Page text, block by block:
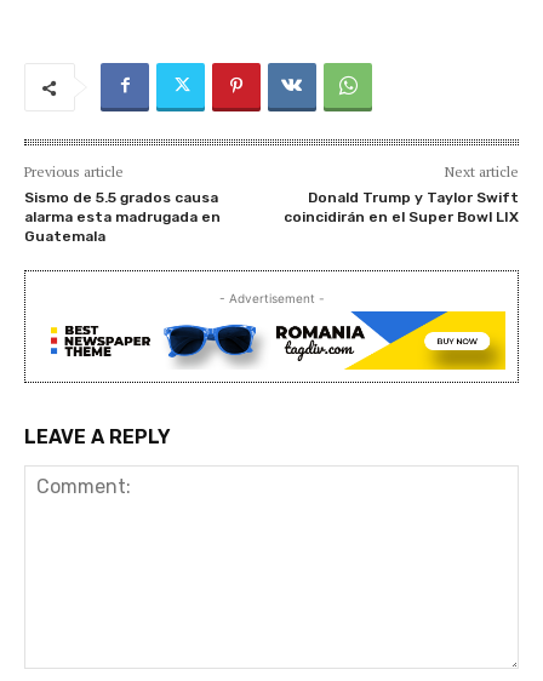
Previous article
Sismo de 5.5 grados causa
alarma esta madrugada en
Guatemala
Next article
Donald Trump y Taylor Swift
coincidirán en el Super Bowl LIX
- Advertisement -
LEAVE A REPLY